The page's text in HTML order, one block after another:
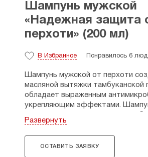
Шампунь мужской
«Надежная защита
перхоти» (200 мл)
В Избранное Понравилось 6
Шампунь мужской от перхоти
масляной вытяжки тамбуканской
обладает выраженным
укрепляющим эффектами.
очищает волосы и кожу головы. В
шампуня входят экстракт кипрея,
чайного дерева, которые
на микрофлору кожи головы:
Развернуть
ОСТАВИТЬ ЗАЯВКУ